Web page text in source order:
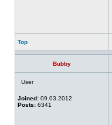
Top
Bubby
User
Joined: 09.03.2012
Posts: 6341